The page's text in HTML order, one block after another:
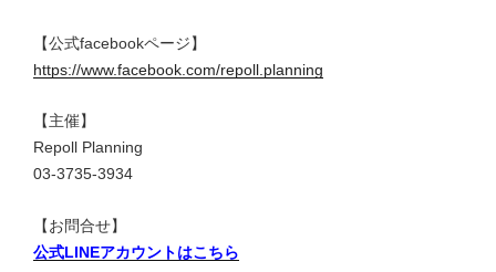
【公式facebookページ】
https://www.facebook.com/repoll.planning
【主催】
Repoll Planning
03-3735-3934
【お問合せ】
公式LINEアカウントはこちら